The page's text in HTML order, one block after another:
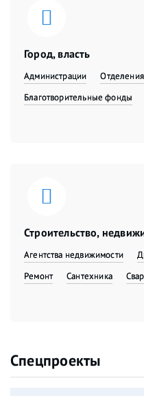
Город, власть
Администрации
Благотворительные фонды
Строительство,
Агентства недвижимости
Ремонт
Сантехника
Спецпроекты